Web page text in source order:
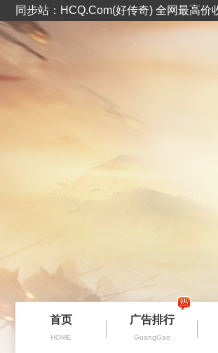
同步站：HCQ.Com(好传奇) 全网最高价
首页
HOME
广告排行
GuangGao